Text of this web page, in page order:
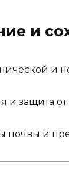
и
и
защита от
почвы и